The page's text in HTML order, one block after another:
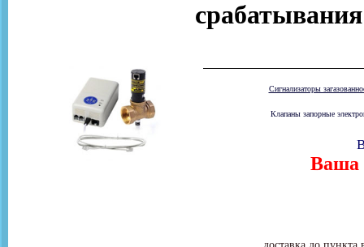
Сигнализаторы
Клапаны запорные
Ваша